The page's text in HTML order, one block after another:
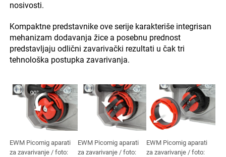
nosivosti.
Kompaktne predstavnike ove serije karakteriše integrisan
mehanizam dodavanja žice a posebnu prednost
predstavljaju odlični zavarivački rezultati u čak tri
tehnološka postupka zavarivanja.
EWM Picomig aparati
za zavarivanje / foto:
EWM Picomig aparati
za zavarivanje / foto:
EWM Picomig aparati
za zavarivanje / foto: